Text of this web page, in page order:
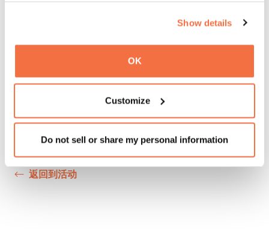
Show details
OK
Customize
Do not sell or share my personal information
碍、温馨和包容的活动。轮椅、感官设备和其他设施均可在
售票处领取，先到先得。如需其他便利设施，如美国手语
(ASL)、粤语、西班牙语或其他语言翻译，请至少在活动开
。
返回到活动